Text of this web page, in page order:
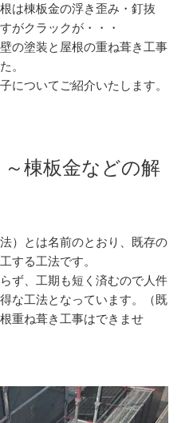
は棟板金の浮き歪み・釘抜
がクラックが・・・
の塗装と屋根の重ね葺き工事
。
についてご紹介いたします。
棟板金などの解
）とは名前のとおり、既存の
する工法です。
ず、工期も短く済むので人件
な工法となっています。（既
重ね葺き工事はできませ